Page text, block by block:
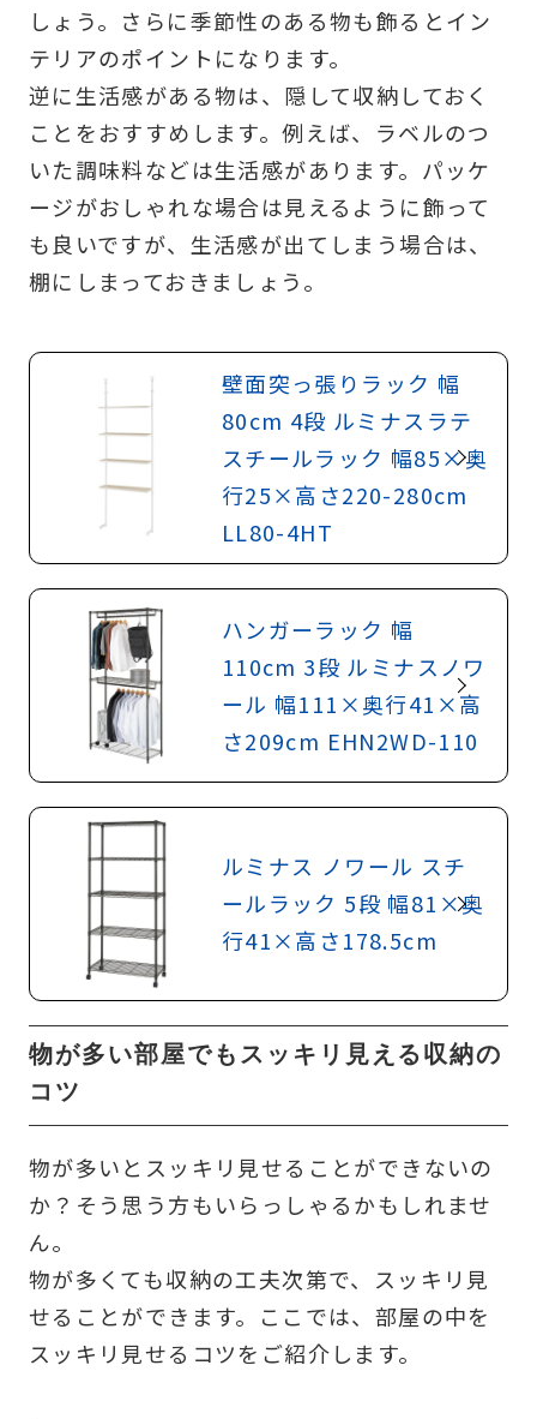
しょう。さらに季節性のある物も飾るとイン
テリアのポイントになります。
逆に生活感がある物は、隠して収納しておく
ことをおすすめします。例えば、ラベルのつ
いた調味料などは生活感があります。パッケ
ージがおしゃれな場合は見えるように飾って
も良いですが、生活感が出てしまう場合は、
棚にしまっておきましょう。
壁面突っ張りラック 幅
80cm 4段 ルミナスラテ
スチールラック 幅85×奥
行25×高さ220-280cm
LL80-4HT
ハンガーラック 幅
110cm 3段 ルミナスノワ
ール 幅111×奥行41×高
さ209cm EHN2WD-110
ルミナス ノワール スチ
ールラック 5段 幅81×奥
行41×高さ178.5cm
物が多い部屋でもスッキリ見える収納の
コツ
物が多いとスッキリ見せることができないの
か？そう思う方もいらっしゃるかもしれませ
ん。
物が多くても収納の工夫次第で、スッキリ見
せることができます。ここでは、部屋の中を
スッキリ見せるコツをご紹介します。